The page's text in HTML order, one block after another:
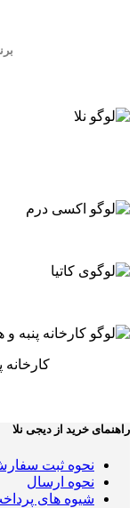
کارخانه
راهنمای خرید از دیجی نلا
نحوه ثبت
نحوه ارسال
شیوه های